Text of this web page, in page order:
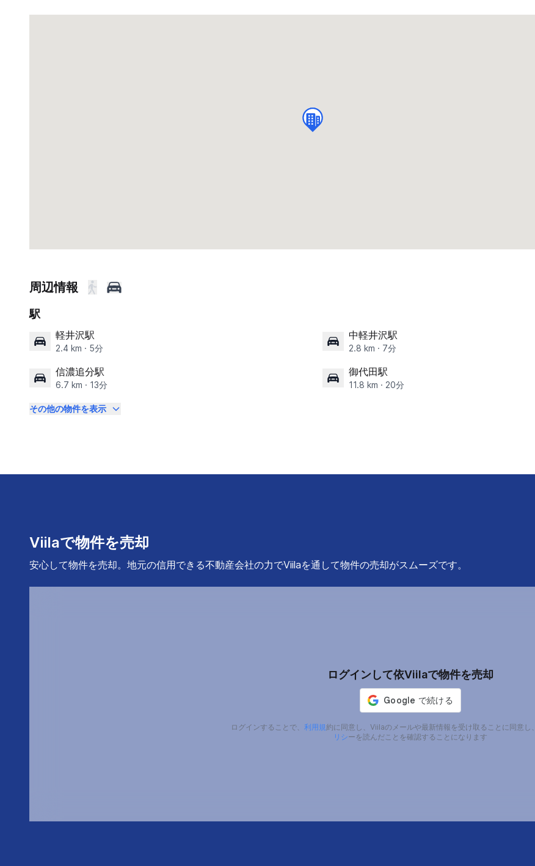
周辺情報
駅
軽井沢駅
2.4 km · 5分
中軽井沢駅
2.8 km · 7分
信濃追分駅
6.7 km · 13分
御代田駅
11.8 km · 20分
その他の物件を表示
Viilaで物件を売却
安心して物件を売却。地元の信用できる不動産会社の力でViilaを通して物件の売却がスムーズです。
ログインして依Viilaで物件を売却
ログインすることで、 利用規約に同意し、Viilaのメールや最新情報を受け取ることに同意し、
リシーを読んだことを確認することになります